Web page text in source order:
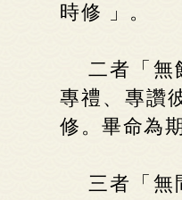
時修 」。
二者「無
專禮、專讚
修。畢命為
三者「無